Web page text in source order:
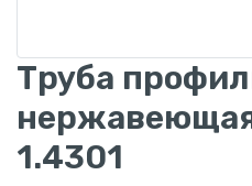
Труба
1.4301